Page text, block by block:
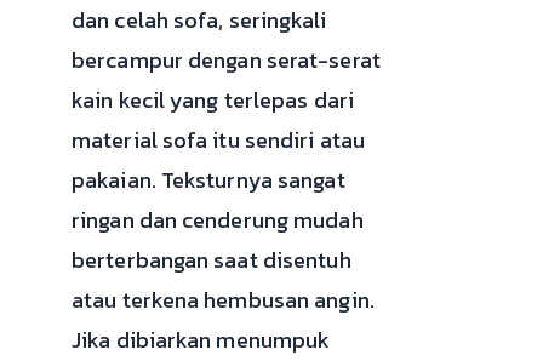
dan celah sofa, seringkali
bercampur dengan serat-serat
kain kecil yang terlepas dari
material sofa itu sendiri atau
pakaian. Teksturnya sangat
ringan dan cenderung mudah
berterbangan saat disentuh
atau terkena hembusan angin.
Jika dibiarkan menumpuk